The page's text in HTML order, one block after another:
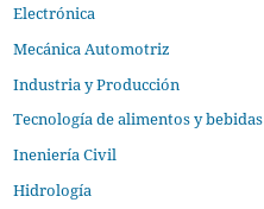
Electrónica
Mecánica Automotriz
Industria y Producción
Tecnología de alimentos y bebidas
Ineniería Civil
Hidrología